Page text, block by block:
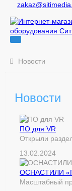
Новости
Новости
ПО для VR
Открыли
13.02.2024
ОСНАСТИЛИ
Масштабный